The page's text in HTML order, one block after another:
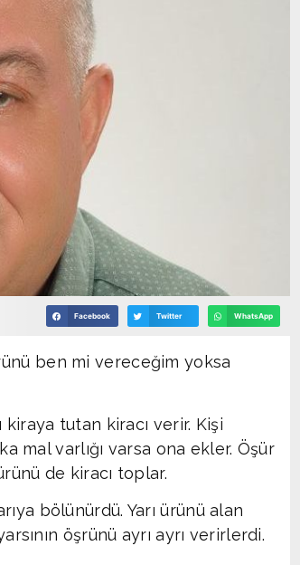
Facebook Twitter WhatsApp
ben mi vereceğim yoksa
kiraya tutan kiracı verir. Kişi
mal varlığı varsa ona ekler. Öşür
de kiracı toplar.
bölünürdü. Yarı ürünü alan
öşrünü ayrı ayrı verirlerdi.